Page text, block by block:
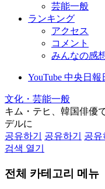
芸能一般
ランキング
アクセス
コメント
みんなの感
YouTube 中央日報
文化・芸能一般
キム・テヒ、韓国俳優
デルに
공유하기
공유하기
공유
검색 열기
전체 카테고리 메뉴